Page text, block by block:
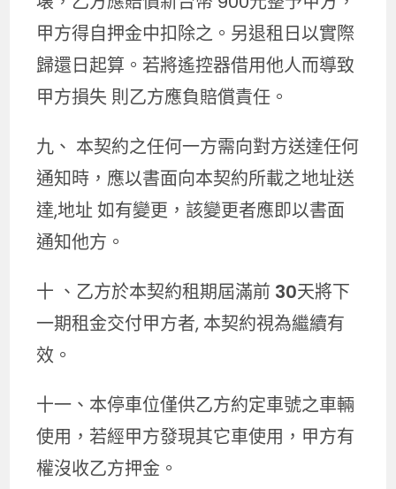
甲方得自押金中扣除之。另退租日以實際
歸還日起算。若將遙控器借用他人而導致
甲方損失 則乙方應負賠償責任。
九、 本契約之任何一方需向對方送達任何
通知時，應以書面向本契約所載之地址送
達,地址 如有變更，該變更者應即以書面
通知他方。
十 、乙方於本契約租期屆滿前 30天將下
一期租金交付甲方者, 本契約視為繼續有
效。
十一、本停車位僅供乙方約定車號之車輛
使用，若經甲方發現其它車使用，甲方有
權沒收乙方押金。